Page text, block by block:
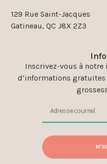
129 Rue Saint-Jacques
Gatineau, QC J8X 2Z3
Inscrivez-vous à
d’informations